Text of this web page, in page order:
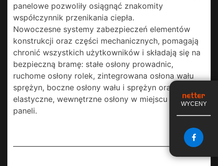
panelowe pozwoliły osiągnąć znakomity
współczynnik przenikania ciepła.
Nowoczesne systemy zabezpieczeń elementów
konstrukcji oraz części mechanicznych, pomagają
chronić wszystkich użytkowników i składają się na
bezpieczną bramę: stałe osłony prowadnic,
ruchome osłony rolek, zintegrowana osłona wału
sprężyn, boczne osłony wału i sprężyn oraz
elastyczne, wewnętrzne osłony w miejscu łączenia
paneli.
WYCENY